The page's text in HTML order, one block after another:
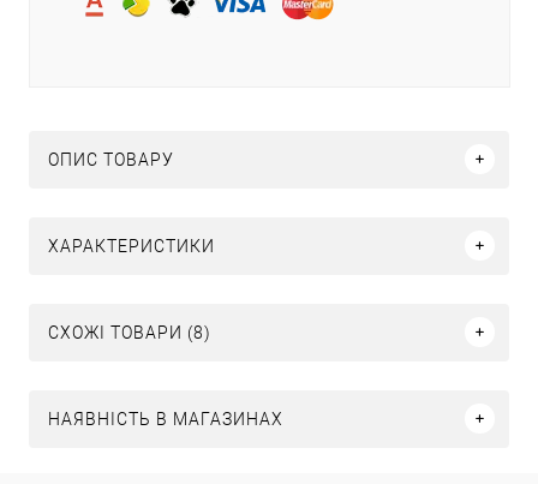
ОПИС ТОВАРУ
ХАРАКТЕРИСТИКИ
СХОЖІ ТОВАРИ (8)
НАЯВНІСТЬ В МАГАЗИНАХ